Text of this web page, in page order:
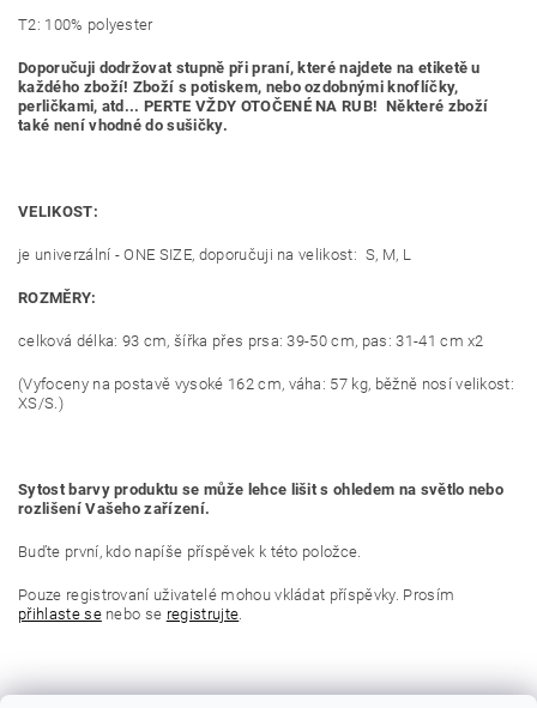
T2: 100% polyester
Doporučuji dodržovat stupně při praní, které najdete na etiketě u
každého zboží! Zboží s potiskem, nebo ozdobnými knoflíčky,
perličkami, atd... PERTE VŽDY OTOČENÉ NA RUB! Některé zboží
také není vhodné do sušičky.
VELIKOST:
je univerzální - ONE SIZE, doporučuji na velikost: S, M, L
ROZMĚRY:
celková délka: 93 cm, šířka přes prsa: 39-50 cm, pas: 31-41 cm x2
(Vyfoceny na postavě vysoké 162 cm, váha: 57 kg, běžně nosí velikost:
XS/S.)
Sytost barvy produktu se může lehce lišit s ohledem na světlo nebo
rozlišení Vašeho zařízení.
Buďte první, kdo napíše příspěvek k této položce.
Pouze registrovaní uživatelé mohou vkládat příspěvky. Prosím
přihlaste senebo se registrujte.